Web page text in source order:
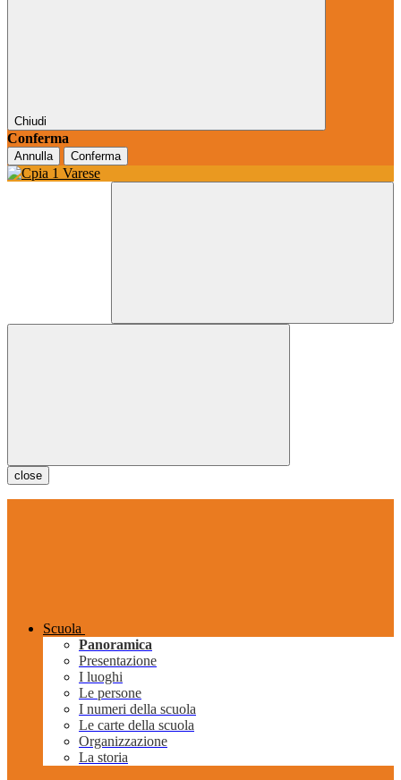
Chiudi
Conferma
Annulla Conferma
close
Scuola
Panoramica
Presentazione
I luoghi
Le persone
I numeri della scuola
Le carte della scuola
Organizzazione
La storia